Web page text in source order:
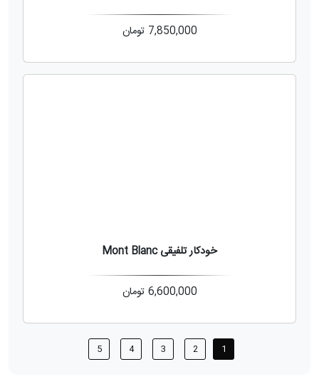
7,850,000 تومان
خودکار تلفیقی Mont Blanc
6,600,000 تومان
1
2
3
4
5